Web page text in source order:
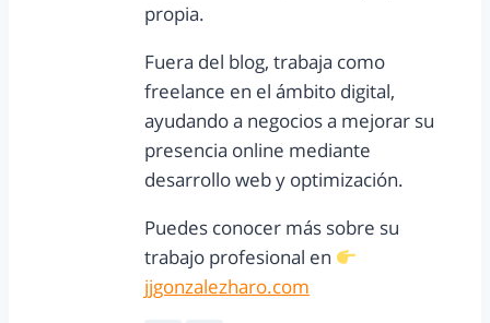
propia.
Fuera del blog, trabaja como
freelance en el ámbito digital,
ayudando a negocios a mejorar su
presencia online mediante
desarrollo web y optimización.
Puedes conocer más sobre su
trabajo profesional en
jjgonzalezharo.com